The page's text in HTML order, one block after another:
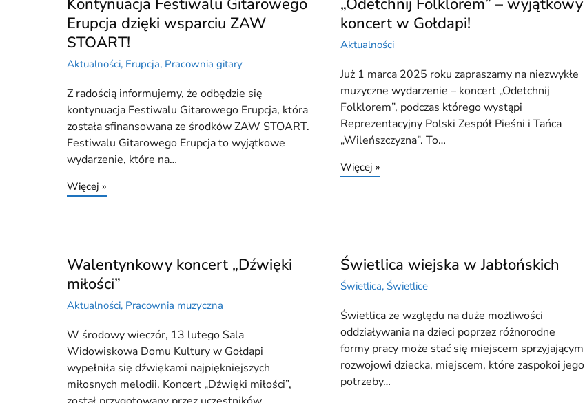
Kontynuacja Festiwalu Gitarowego
Erupcja dzięki wsparciu ZAW
STOART!
Aktualności, Erupcja, Pracownia gitary
Z radością informujemy, że odbędzie się
kontynuacja Festiwalu Gitarowego Erupcja, która
została sfinansowana ze środków ZAW STOART.
Festiwalu Gitarowego Erupcja to wyjątkowe
wydarzenie, które na…
Więcej »
„Odetchnij Folklorem” – wyjątkowy
koncert w Gołdapi!
Aktualności
Już 1 marca 2025 roku zapraszamy na niezwykłe
muzyczne wydarzenie – koncert „Odetchnij
Folklorem”, podczas którego wystąpi
Reprezentacyjny Polski Zespół Pieśni i Tańca
„Wileńszczyzna”. To…
Więcej »
Walentynkowy koncert „Dźwięki
miłości”
Aktualności, Pracownia muzyczna
W środowy wieczór, 13 lutego Sala
Widowiskowa Domu Kultury w Gołdapi
wypełniła się dźwiękami najpiękniejszych
miłosnych melodii. Koncert „Dźwięki miłości”,
Świetlica wiejska w Jabłońskich
Świetlica, Świetlice
Świetlica ze względu na duże możliwości
oddziaływania na dzieci poprzez różnorodne
formy pracy może stać się miejscem sprzyjającym
rozwojowi dziecka, miejscem, które zaspokoi jego
potrzeby…